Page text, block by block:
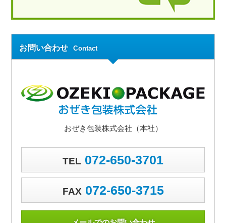
お問い合わせ Contact
おぜき包装株式会社（本社）
TEL 072-650-3701
FAX 072-650-3715